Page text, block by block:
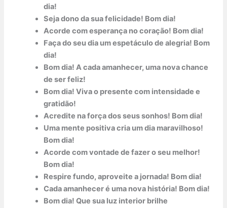
dia!
Seja dono da sua felicidade! Bom dia!
Acorde com esperança no coração! Bom dia!
Faça do seu dia um espetáculo de alegria! Bom
dia!
Bom dia! A cada amanhecer, uma nova chance
de ser feliz!
Bom dia! Viva o presente com intensidade e
gratidão!
Acredite na força dos seus sonhos! Bom dia!
Uma mente positiva cria um dia maravilhoso!
Bom dia!
Acorde com vontade de fazer o seu melhor!
Bom dia!
Respire fundo, aproveite a jornada! Bom dia!
Cada amanhecer é uma nova história! Bom dia!
Bom dia! Que sua luz interior brilhe